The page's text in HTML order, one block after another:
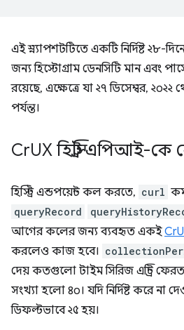
এই স্ন্যাপশটটিতে একটি নির্দিষ্ট ২৮-
জন্য হিস্টোগ্রাম ডেনসিটি মান এবং
রয়েছে, এক্ষেত্রে যা ২৭ ডিসেম্বর,
পর্যন্ত।
CrUX হিস্ট্রি এপিআই-
হিস্ট্রি এন্ডপয়েন্ট কল করতে, curl
queryRecord
আগের কলের জন্য ব্যবহৃত একই
করলেও কাজ হবে।
দেয় কতগুলো টাইম সিরিজ এন্ট্রি
সংখ্যা হলো ৪০। যদি নির্দিষ্ট করে না
ডিফল্টভাবে ২৫ হয়।